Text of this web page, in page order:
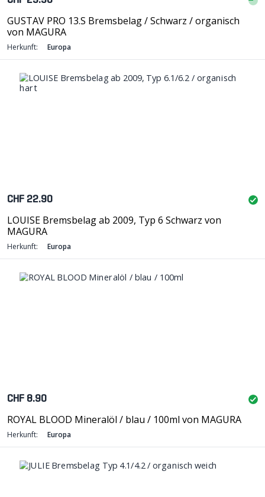
GUSTAV PRO 13.S Bremsbelag / Schwarz / organisch
von MAGURA
Herkunft: Europa
CHF 22.90
LOUISE Bremsbelag ab 2009, Typ 6 Schwarz von
MAGURA
Herkunft: Europa
CHF 8.90
ROYAL BLOOD Mineralöl / blau / 100ml von MAGURA
Herkunft: Europa